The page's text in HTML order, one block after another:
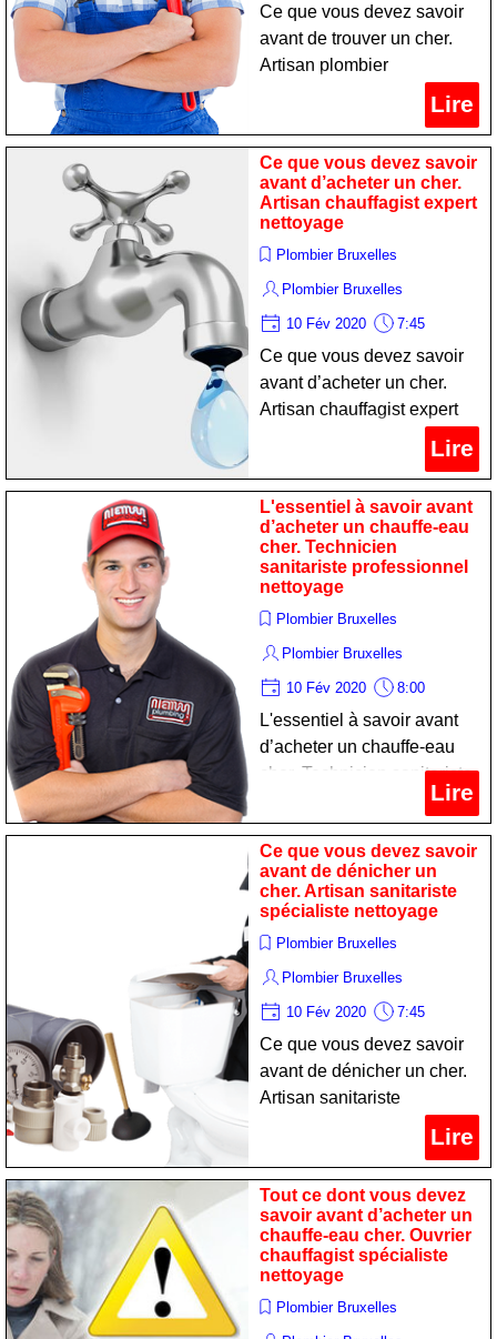
Ce que vous devez savoir
avant de trouver un cher.
Artisan plombier
professionnel nettoyageLire
Ce que vous devez savoir
avant d’acheter un cher.
Artisan chauffagist expert
nettoyage
Plombier Bruxelles
Plombier Bruxelles
10 Fév 2020 7:45
Ce que vous devez savoir
avant d’acheter un cher.
Artisan chauffagist expert
Lire
L'essentiel à savoir avant
d’acheter un chauffe-eau
cher. Technicien
sanitariste professionnel
nettoyage
Plombier Bruxelles
Plombier Bruxelles
10 Fév 2020 8:00
L'essentiel à savoir avant
d’acheter un chauffe-eau
cher. Technicien sanitariste
professionnel nettoyageLire
Ce que vous devez savoir
avant de dénicher un
cher. Artisan sanitariste
spécialiste nettoyage
Plombier Bruxelles
Plombier Bruxelles
10 Fév 2020 7:45
Ce que vous devez savoir
avant de dénicher un cher.
Artisan sanitariste
Lire
Tout ce dont vous devez
savoir avant d’acheter un
chauffe-eau cher. Ouvrier
chauffagist spécialiste
nettoyage
Plombier Bruxelles